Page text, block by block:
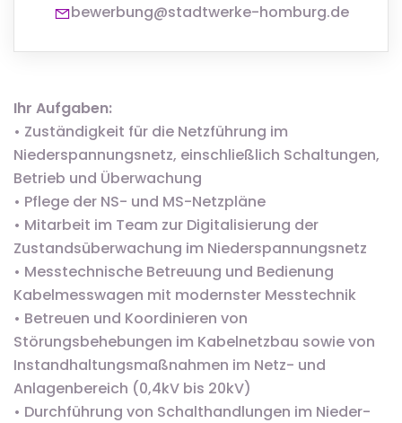
bewerbung@stadtwerke-homburg.de
Ihr Aufgaben:
• Zuständigkeit für die Netzführung im
Niederspannungsnetz, einschließlich Schaltungen,
Betrieb und Überwachung
• Pflege der NS- und MS-Netzpläne
• Mitarbeit im Team zur Digitalisierung der
Zustandsüberwachung im Niederspannungsnetz
• Messtechnische Betreuung und Bedienung
Kabelmesswagen mit modernster Messtechnik
• Betreuen und Koordinieren von
Störungsbehebungen im Kabelnetzbau sowie von
Instandhaltungsmaßnahmen im Netz- und
Anlagenbereich (0,4kV bis 20kV)
• Durchführung von Schalthandlungen im Nieder-